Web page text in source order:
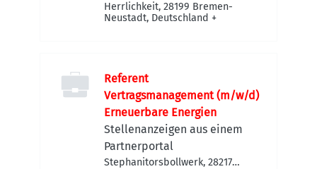
Herrlichkeit, 28199 Bremen-
Neustadt, Deutschland +
Referent
Vertragsmanagement (m/w/d)
Erneuerbare Energien
Stellenanzeigen aus einem
Partnerportal
Stephanitorsbollwerk, 28217